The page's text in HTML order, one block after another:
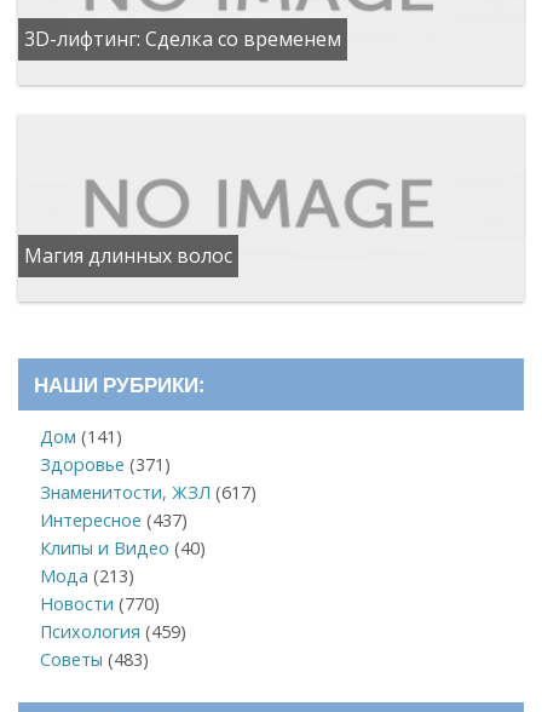
3D-лифтинг: Сделка со временем
Магия длинных волос
НАШИ РУБРИКИ:
Дом (141)
Здоровье (371)
Знаменитости, ЖЗЛ (617)
Интересное (437)
Клипы и Видео (40)
Мода (213)
Новости (770)
Психология (459)
Советы (483)